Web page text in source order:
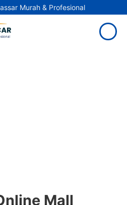
Murah & Profesional
Mall